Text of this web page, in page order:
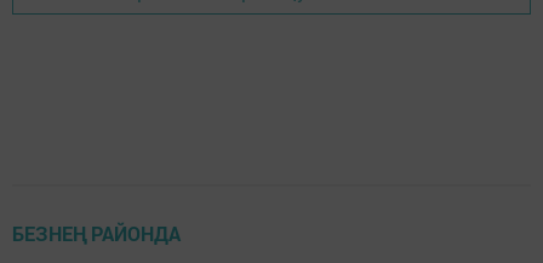
БЕЗНЕҢ РАЙОНДА